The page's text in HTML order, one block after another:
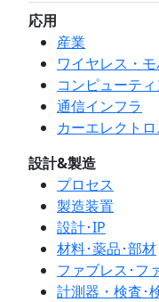
応用
産業
ワイヤレス・
コンピューテ
通信インフラ
カーエレクト
設計&製造
プロセス
製造装置
設計･IP
材料･薬品･部材
ファブレス･フ
計測器・検査･